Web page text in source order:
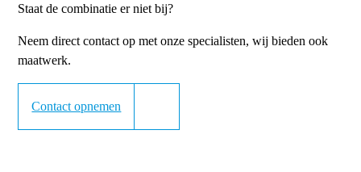
Staat de combinatie er niet bij?
Neem direct contact op met onze specialisten, wij bieden ook
maatwerk.
Contact opnemen